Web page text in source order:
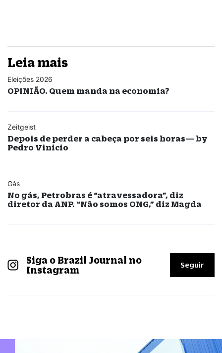
Leia mais
Eleições 2026
OPINIÃO. Quem manda na economia?
Zeitgeist
Depois de perder a cabeça por seis horas— by
Pedro Vinicio
Gás
No gás, Petrobras é “atravessadora”, diz
diretor da ANP. “Não somos ONG,” diz Magda
Siga o Brazil Journal no
Instagram
Seguir